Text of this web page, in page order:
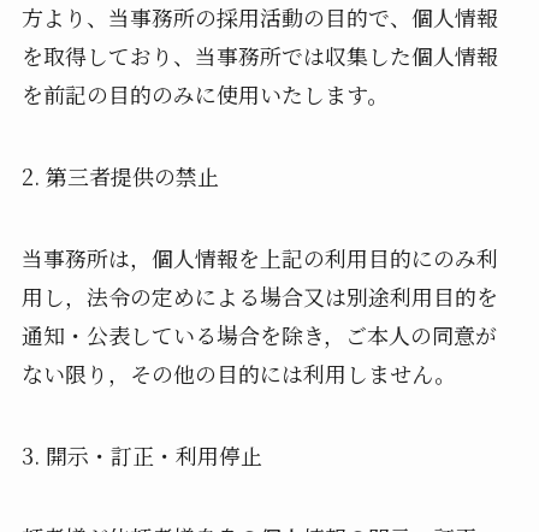
方より、当事務所の採用活動の目的で、個人情報
を取得しており、当事務所では収集した個人情報
を前記の目的のみに使用いたします。
2. 第三者提供の禁止
当事務所は，個人情報を上記の利用目的にのみ利
用し，法令の定めによる場合又は別途利用目的を
通知・公表している場合を除き，ご本人の同意が
ない限り，その他の目的には利用しません。
3. 開示・訂正・利用停止